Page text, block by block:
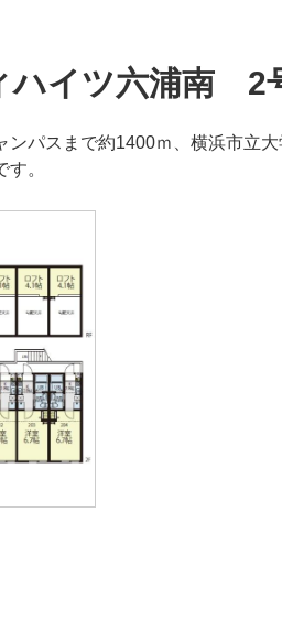
ハイツ六浦南
ンパスまで約1400ｍ、横浜市立
。